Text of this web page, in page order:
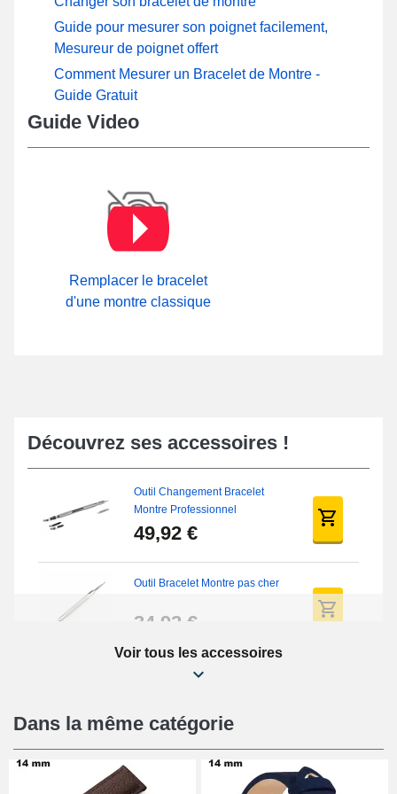
Guide pour mesurer son poignet facilement,
Mesureur de poignet offert
Comment Mesurer un Bracelet de Montre -
Guide Gratuit
Guide Video
Remplacer le bracelet
d'une montre classique
Découvrez ses accessoires !
Outil Changement Bracelet
Montre Professionnel
49,92 €
Outil Bracelet Montre pas cher
34,92 €
Kit Réparation Montre Débutant
16,90 €
Pied à Coulisse Numérique
Voir tous les accessoires
Dans la même catégorie